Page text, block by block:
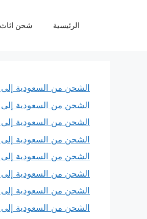
الرئيسية شحن
الشحن من السعودية إلى
الشحن من السعودية إلى
الشحن من السعودية
الشحن من السعودية
الشحن من السعودية إلى
الشحن من السعودية إلى
الشحن من السعودية
الشحن من السعودية إلى